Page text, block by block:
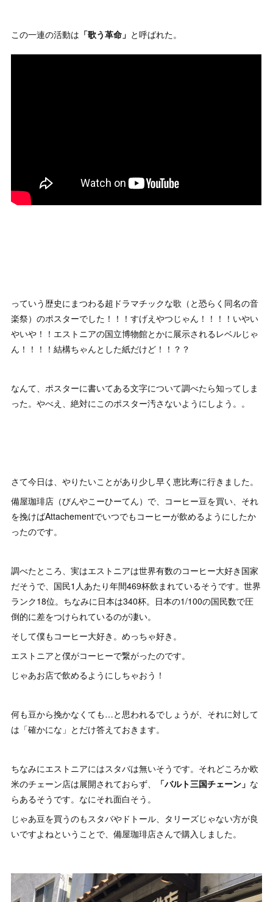
この一連の活動は 「歌う革命」 と呼ばれた。
っていう歴史にまつわる超ドラマチックな歌（と恐らく同名の音
楽祭）のポスターでした！！！すげえやつじゃん！！！！いやい
やいや！！エストニアの国立博物館とかに展示されるレベルじゃ
ん！！！！結構ちゃんとした紙だけど！！？？
なんて、ポスターに書いてある文字について調べたら知ってしま
った。やべえ、絶対にこのポスター汚さないようにしよう。。
さて今日は、やりたいことがあり少し早く恵比寿に行きました。
備屋珈琲店（びんやこーひーてん）で、コーヒー豆を買い、それ
を挽けばAttachementでいつでもコーヒーが飲めるようにしたか
ったのです。
調べたところ、実はエストニアは世界有数のコーヒー大好き国家
だそうで、国民1人あたり年間469杯飲まれているそうです。世界
ランク18位。ちなみに日本は340杯。日本の1/100の国民数で圧
倒的に差をつけられているのが凄い。
そして僕もコーヒー大好き。めっちゃ好き。
エストニアと僕がコーヒーで繋がったのです。
じゃあお店で飲めるようにしちゃおう！
何も豆から挽かなくても…と思われるでしょうが、それに対して
は「確かにな」とだけ答えておきます。
ちなみにエストニアにはスタバは無いそうです。それどころか欧
米のチェーン店は展開されておらず、
「バルト三国チェーン」 な
らあるそうです。なにそれ面白そう。
じゃあ豆を買うのもスタバやドトール、タリーズじゃない方が良
いですよねということで、備屋珈琲店さんで購入しました。